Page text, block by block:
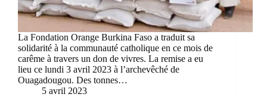
La Fondation Orange Burkina Faso a traduit sa
solidarité à la communauté catholique en ce mois de
carême à travers un don de vivres. La remise a eu
lieu ce lundi 3 avril 2023 à l’archevêché de
Ouagadougou. Des tonnes…
5 avril 2023